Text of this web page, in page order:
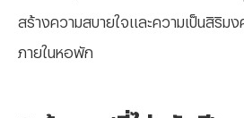
สร้างความสบายใจและความเป็นสิริม
ภายในหอพัก